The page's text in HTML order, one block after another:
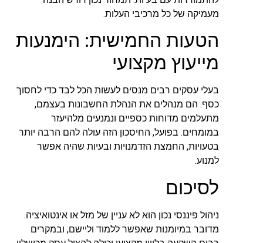
מעמיקה של כל מרכיבי העלות.
הטעות החמישית: הימנעות
מייעוץ מקצועי
בעלי עסקים רבים מנסים לעשות הכל לבד כדי לחסוך
כסף. הם מנהלים את הנהלת החשבונות בעצמם,
מתעלמים מדוחות כספיים ונמנעים מלהיעזר
במומחים. בפועל, החיסכון הזה עולה להם הרבה יותר
בטעויות, החמצת הזדמנויות ובעיות שהיה אפשר
למנוע.
לסיכום
ניהול פיננסי נכון הוא לא עניין של מזל או אינטואיציה.
מדובר במיומנות שאפשר ללמוד וליישם, ובמקרים